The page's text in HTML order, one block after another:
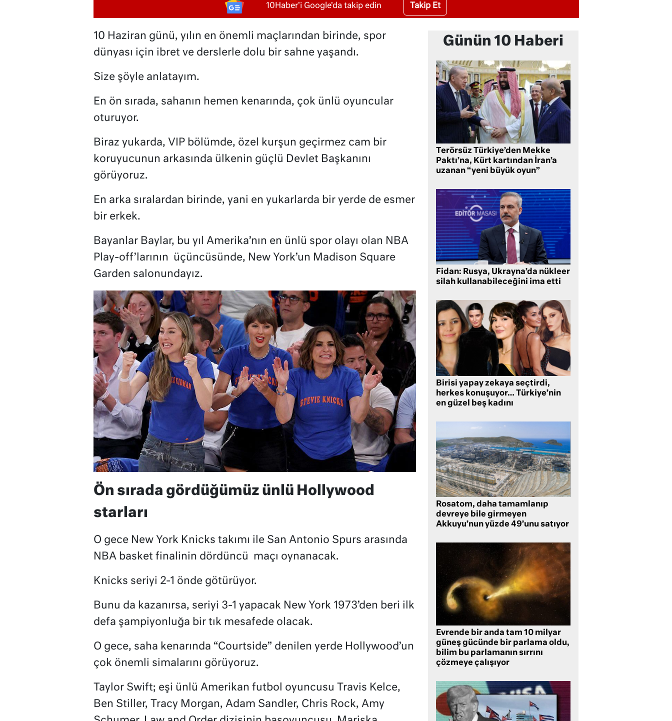
10Haber'i Google'da takip edin Takip Et
10 Haziran günü, yılın en önemli maçlarından birinde, spor
dünyası için ibret ve derslerle dolu bir sahne yaşandı.
Size şöyle anlatayım.
En ön sırada, sahanın hemen kenarında, çok ünlü oyuncular
oturuyor.
Biraz yukarda, VIP bölümde, özel kurşun geçirmez cam bir
koruyucunun arkasında ülkenin güçlü Devlet Başkanını
görüyoruz.
En arka sıralardan birinde, yani en yukarlarda bir yerde de esmer
bir erkek.
Bayanlar Baylar, bu yıl Amerika’nın en ünlü spor olayı olan NBA
Play-off’larının üçüncüsünde, New York’un Madison Square
Garden salonundayız.
Ön sırada gördüğümüz ünlü Hollywood
starları
O gece New York Knicks takımı ile San Antonio Spurs arasında
NBA basket finalinin dördüncü
maçı oynanacak.
Knicks seriyi 2-1 önde götürüyor.
Bunu da kazanırsa, seriyi 3-1 yapacak New York 1973’den beri ilk
defa şampiyonluğa bir tık mesafede olacak.
O gece, saha kenarında “Courtside” denilen yerde Hollywood’un
çok önemli simalarını görüyoruz.
Taylor Swift; eşi ünlü Amerikan futbol oyuncusu Travis Kelce,
Ben Stiller, Tracy Morgan, Adam Sandler, Chris Rock, Amy
Günün 10 Haberi
Terörsüz Türkiye’den Mekke
Paktı’na, Kürt kartından İran’a
uzanan “yeni büyük oyun”
Fidan: Rusya, Ukrayna’da nükleer
silah kullanabileceğini ima etti
Birisi yapay zekaya seçtirdi,
herkes konuşuyor… Türkiye’nin
en güzel beş kadını
Rosatom, daha tamamlanıp
devreye bile girmeyen
Akkuyu’nun yüzde 49’unu satıyor
Evrende bir anda tam 10 milyar
güneş gücünde bir parlama oldu,
bilim bu parlamanın sırrını
çözmeye çalışıyor